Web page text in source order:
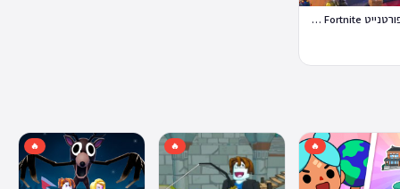
לגו פורטנייט Lego Fortnite
🔥
🔥
🔥